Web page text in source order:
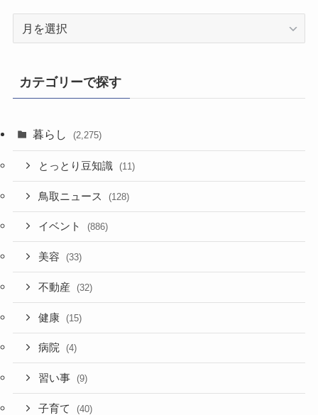
カテゴリーで探す
暮らし (2,275)
とっとり豆知識 (11)
鳥取ニュース (128)
イベント (886)
美容 (33)
不動産 (32)
健康 (15)
病院 (4)
習い事 (9)
子育て (40)